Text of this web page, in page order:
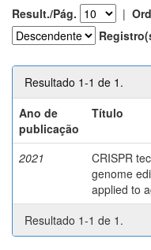
Result./Pág. |
Resultado 1-1 de 1.
Ano de
publicação
Título
2021
CRISPR
genome
applied to
Resultado 1-1 de 1.